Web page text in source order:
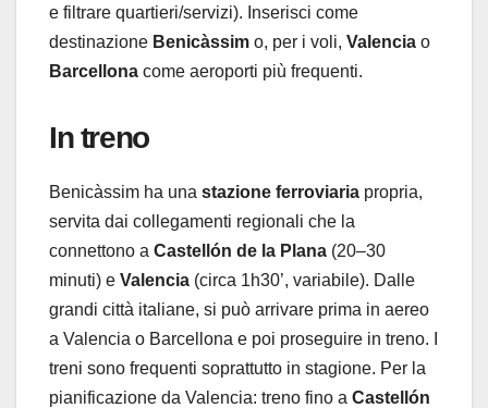
e filtrare quartieri/servizi). Inserisci come
destinazione Benicàssim o, per i voli, Valencia o
Barcellona come aeroporti più frequenti.
In treno
Benicàssim ha una stazione ferroviaria propria,
servita dai collegamenti regionali che la
connettono a Castellón de la Plana (20–30
minuti) e Valencia (circa 1h30’, variabile). Dalle
grandi città italiane, si può arrivare prima in aereo
a Valencia o Barcellona e poi proseguire in treno. I
treni sono frequenti soprattutto in stagione. Per la
pianificazione da Valencia: treno fino a Castellón